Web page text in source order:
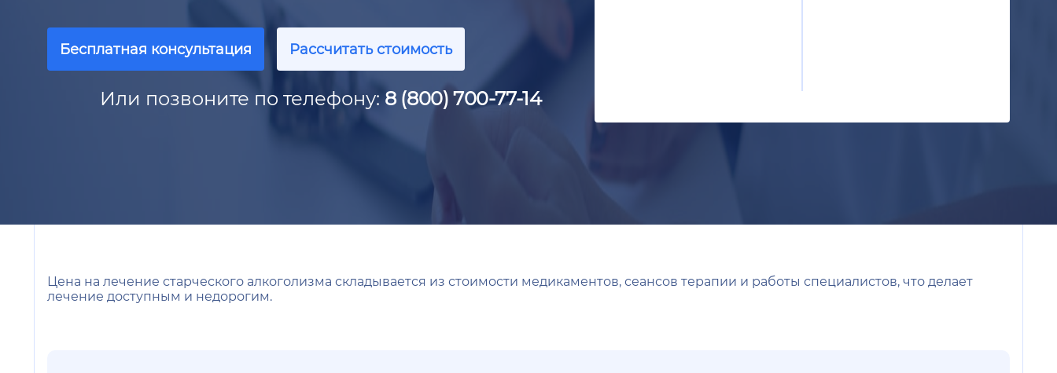
Бесплатная консультация Рассчитать стоимость
Или позвоните по телефону: 8 (800) 700-77-14
Цена на лечение старческого алкоголизма складывается из стоимости медикаментов, сеансов терапии и работы специалистов, что делает
лечение доступным и недорогим.